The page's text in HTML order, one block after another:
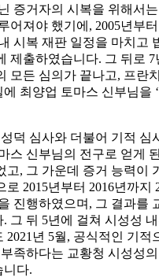
증거자의 시복을 위해서
어져야 했기에, 2005년부터
시복 재판 일정을 마치고
제출하였습니다. 그 뒤로 7
모든 심의가 끝나고, 프란
최양업 토마스 신부님을
덕 심사와 더불어 기적 심
스 신부님의 전구로 얻게
고, 그 가운데 증거 능력이
2015년부터 2016년까지
진행하였으며, 그 결과를
그 뒤 5년에 걸쳐 시성성
2021년 5월, 공식적인 기적
족하다는 교황청 시성성
니다.